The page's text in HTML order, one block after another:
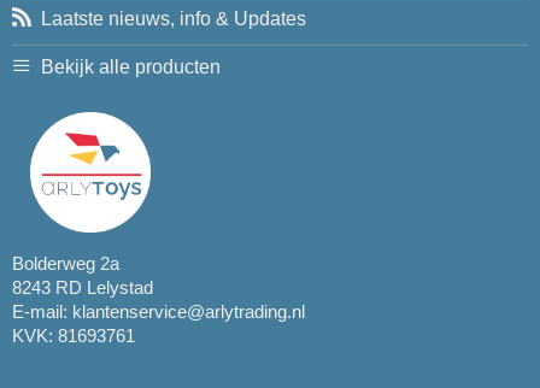
Laatste nieuws, info & Updates
Bekijk alle producten
Bolderweg 2a
8243 RD Lelystad
E-mail: klantenservice@arlytrading.nl
KVK: 81693761